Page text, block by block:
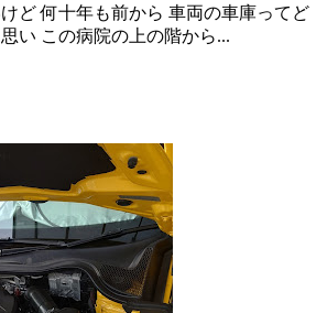
ど 何十年も前から 車両の車庫ってど
い この病院の上の階から...